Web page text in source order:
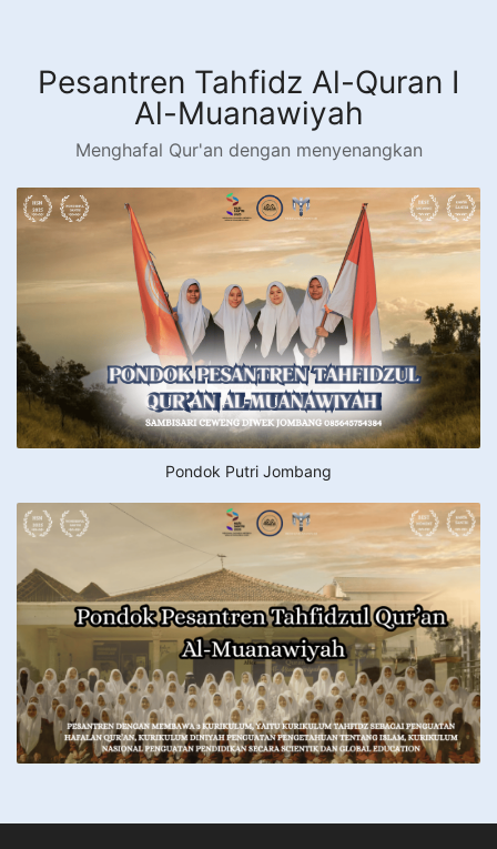
kontenPesantren Tahfidz Al-Quran I
Al-Muanawiyah
Menghafal Qur'an dengan menyenangkan
Pondok Putri Jombang